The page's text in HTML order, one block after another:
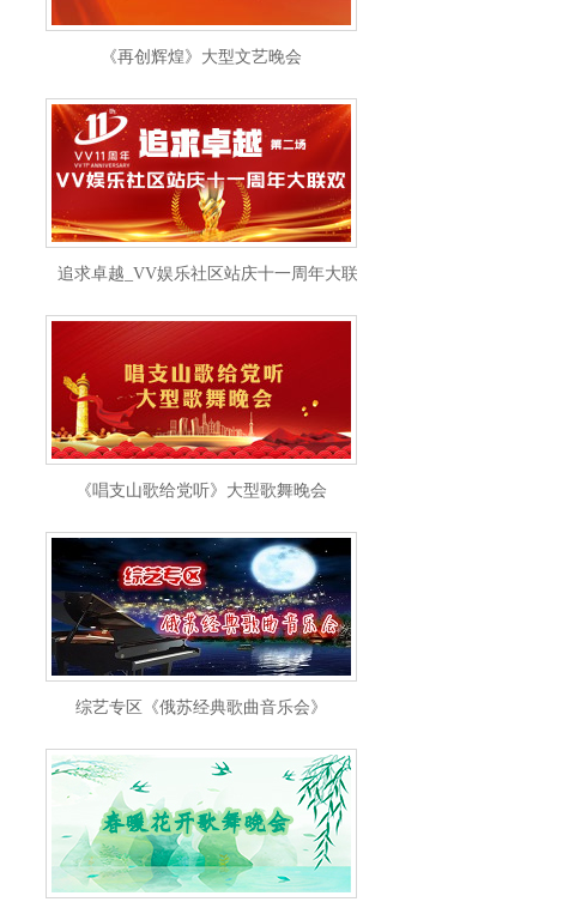
《再创辉煌》大型文艺晚会
追求卓越_VV娱乐社区站庆十一周年大联欢第二场
《唱支山歌给党听》大型歌舞晚会
综艺专区《俄苏经典歌曲音乐会》